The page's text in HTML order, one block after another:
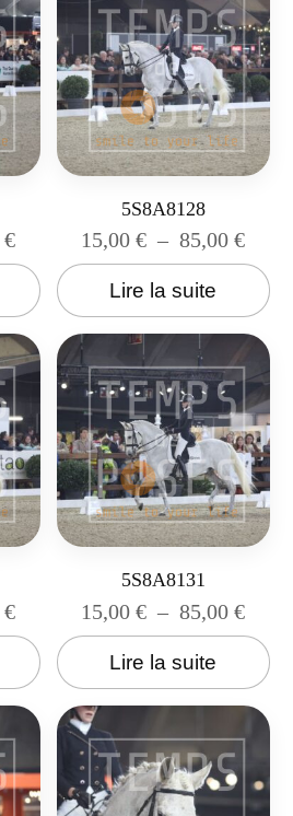
€
5S8A8128
15,00€ – 85,00€
Lire la suite
€
5S8A8131
15,00€ – 85,00€
Lire la suite